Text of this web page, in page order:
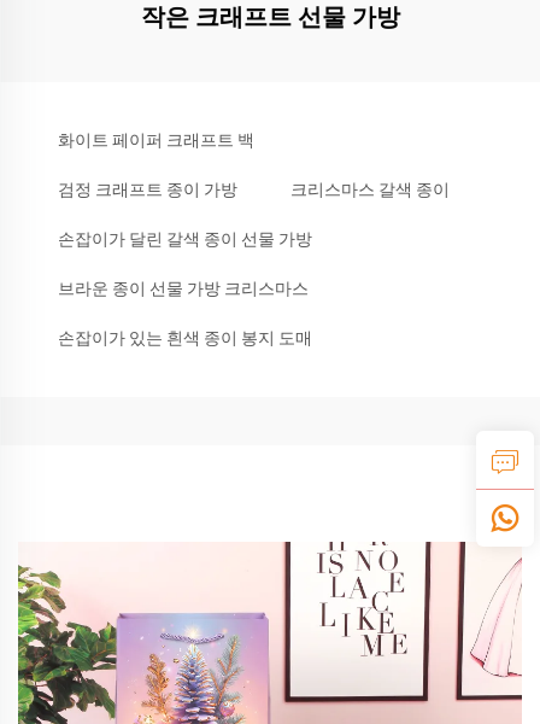
작은 크래프트 선물 가방
화이트 페이퍼 크래프트 백
검정 크래프트 종이 가방 크리스마스 갈색 종이
손잡이가 달린 갈색 종이 선물 가방
브라운 종이 선물 가방 크리스마스
손잡이가 있는 흰색 종이 봉지 도매